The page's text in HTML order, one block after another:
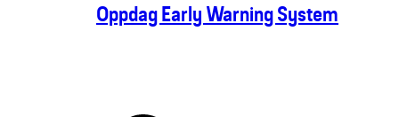
Oppdag Early Warning System